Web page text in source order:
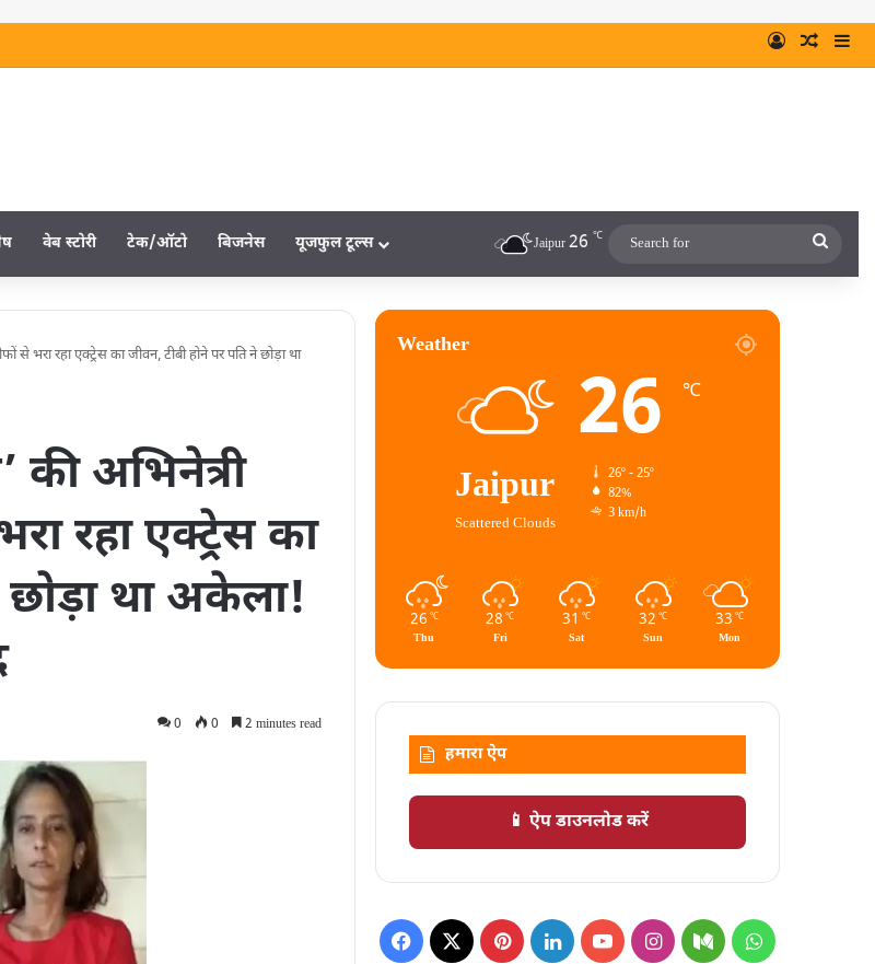
वेब स्‍टोरी टेक/ऑटो बिजनेस यूजफुल टूल्‍स Jaipur26 ℃
भरा रहा एक्ट्रेस का जीवन, टीबी होने पर ​पति ने छोड़ा था
की अभिनेत्री
रहा एक्ट्रेस का
छोड़ा था अकेला!
0 0 2 minutes read
Weather
Jaipur
Scattered Clouds
26 ℃
26º - 25º
82%
3 km/h
26 ℃
Thu
28 ℃
Fri
31 ℃
Sat
32 ℃
Sun
33 ℃
Mon
हमारा ऐप
📱 ऐप डाउनलोड करें